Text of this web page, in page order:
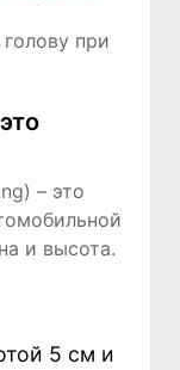
при
– это
и высота.
5 см и